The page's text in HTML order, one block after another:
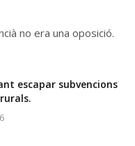
no era una oposició.
escapar subvencions